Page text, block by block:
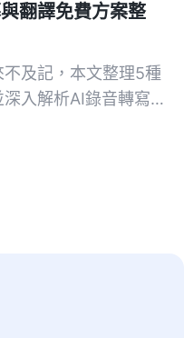
翻譯免費方案整
及記，本文整理5種
入解析AI錄音轉寫工